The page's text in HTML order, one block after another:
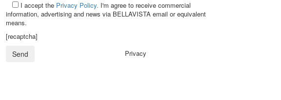
I accept the Privacy Policy. I'm agree to receive commercial
information, advertising and news via BELLAVISTA email or equivalent
means.
[recaptcha]
Privacy